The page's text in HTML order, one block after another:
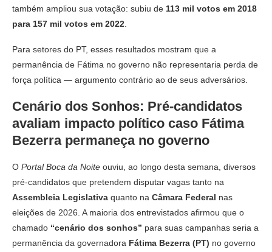
também ampliou sua votação: subiu de 113 mil votos em 2018
para 157 mil votos em 2022
Para setores do PT, esses resultados mostram que a
permanência de Fátima no governo não representaria perda de
força política — argumento contrário ao de seus adversários.
Cenário dos Sonhos: Pré-candidatos
avaliam impacto político caso Fátima
Bezerra permaneça no governo
O Portal Boca da Noite ouviu, ao longo desta semana, diversos
pré-candidatos que pretendem disputar vagas tanto na
Assembleia Legislativa quanto na Câmara Federal nas
eleições de 2026. A maioria dos entrevistados afirmou que o
chamado “cenário dos sonhos” para suas campanhas seria a
permanência da governadora Fátima Bezerra (PT) no governo